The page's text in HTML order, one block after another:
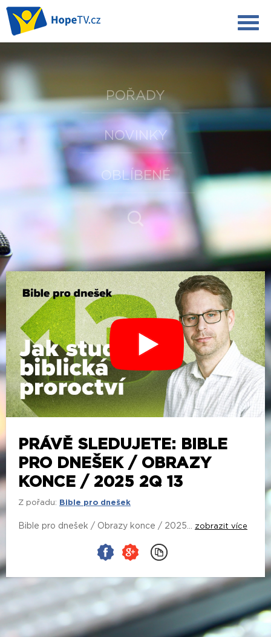
POŘADY
NOVINKY
OBLÍBENÉ
PRÁVĚ SLEDUJETE: BIBLE
PRO DNEŠEK / OBRAZY
KONCE / 2025 2Q 13
Z pořadu: Bible pro dnešek
Bible pro dnešek / Obrazy konce / 2025... zobrazit více